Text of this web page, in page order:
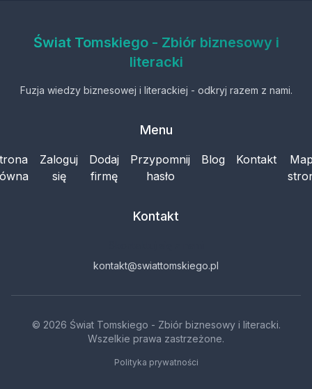
Świat Tomskiego - Zbiór biznesowy i
literacki
Fuzja wiedzy biznesowej i literackiej - odkryj razem z nami.
Menu
Zaloguj
się
Dodaj
firmę
Przypomnij
hasło
Blog Kontakt
Kontakt
kontakt@swiattomskiego.pl
© 2026 Świat Tomskiego - Zbiór biznesowy i literacki.
Wszelkie prawa zastrzeżone.
Polityka prywatności